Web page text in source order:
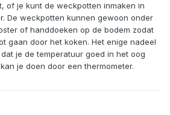
of je kunt de weckpotten inmaken in
De weckpotten kunnen gewoon onder
of handdoeken op de bodem zodat
gaan door het koken. Het enige nadeel
je de temperatuur goed in het oog
je doen door een thermometer.